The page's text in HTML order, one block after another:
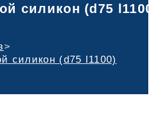
силикон (d75
>
силикон (d75 l1100)